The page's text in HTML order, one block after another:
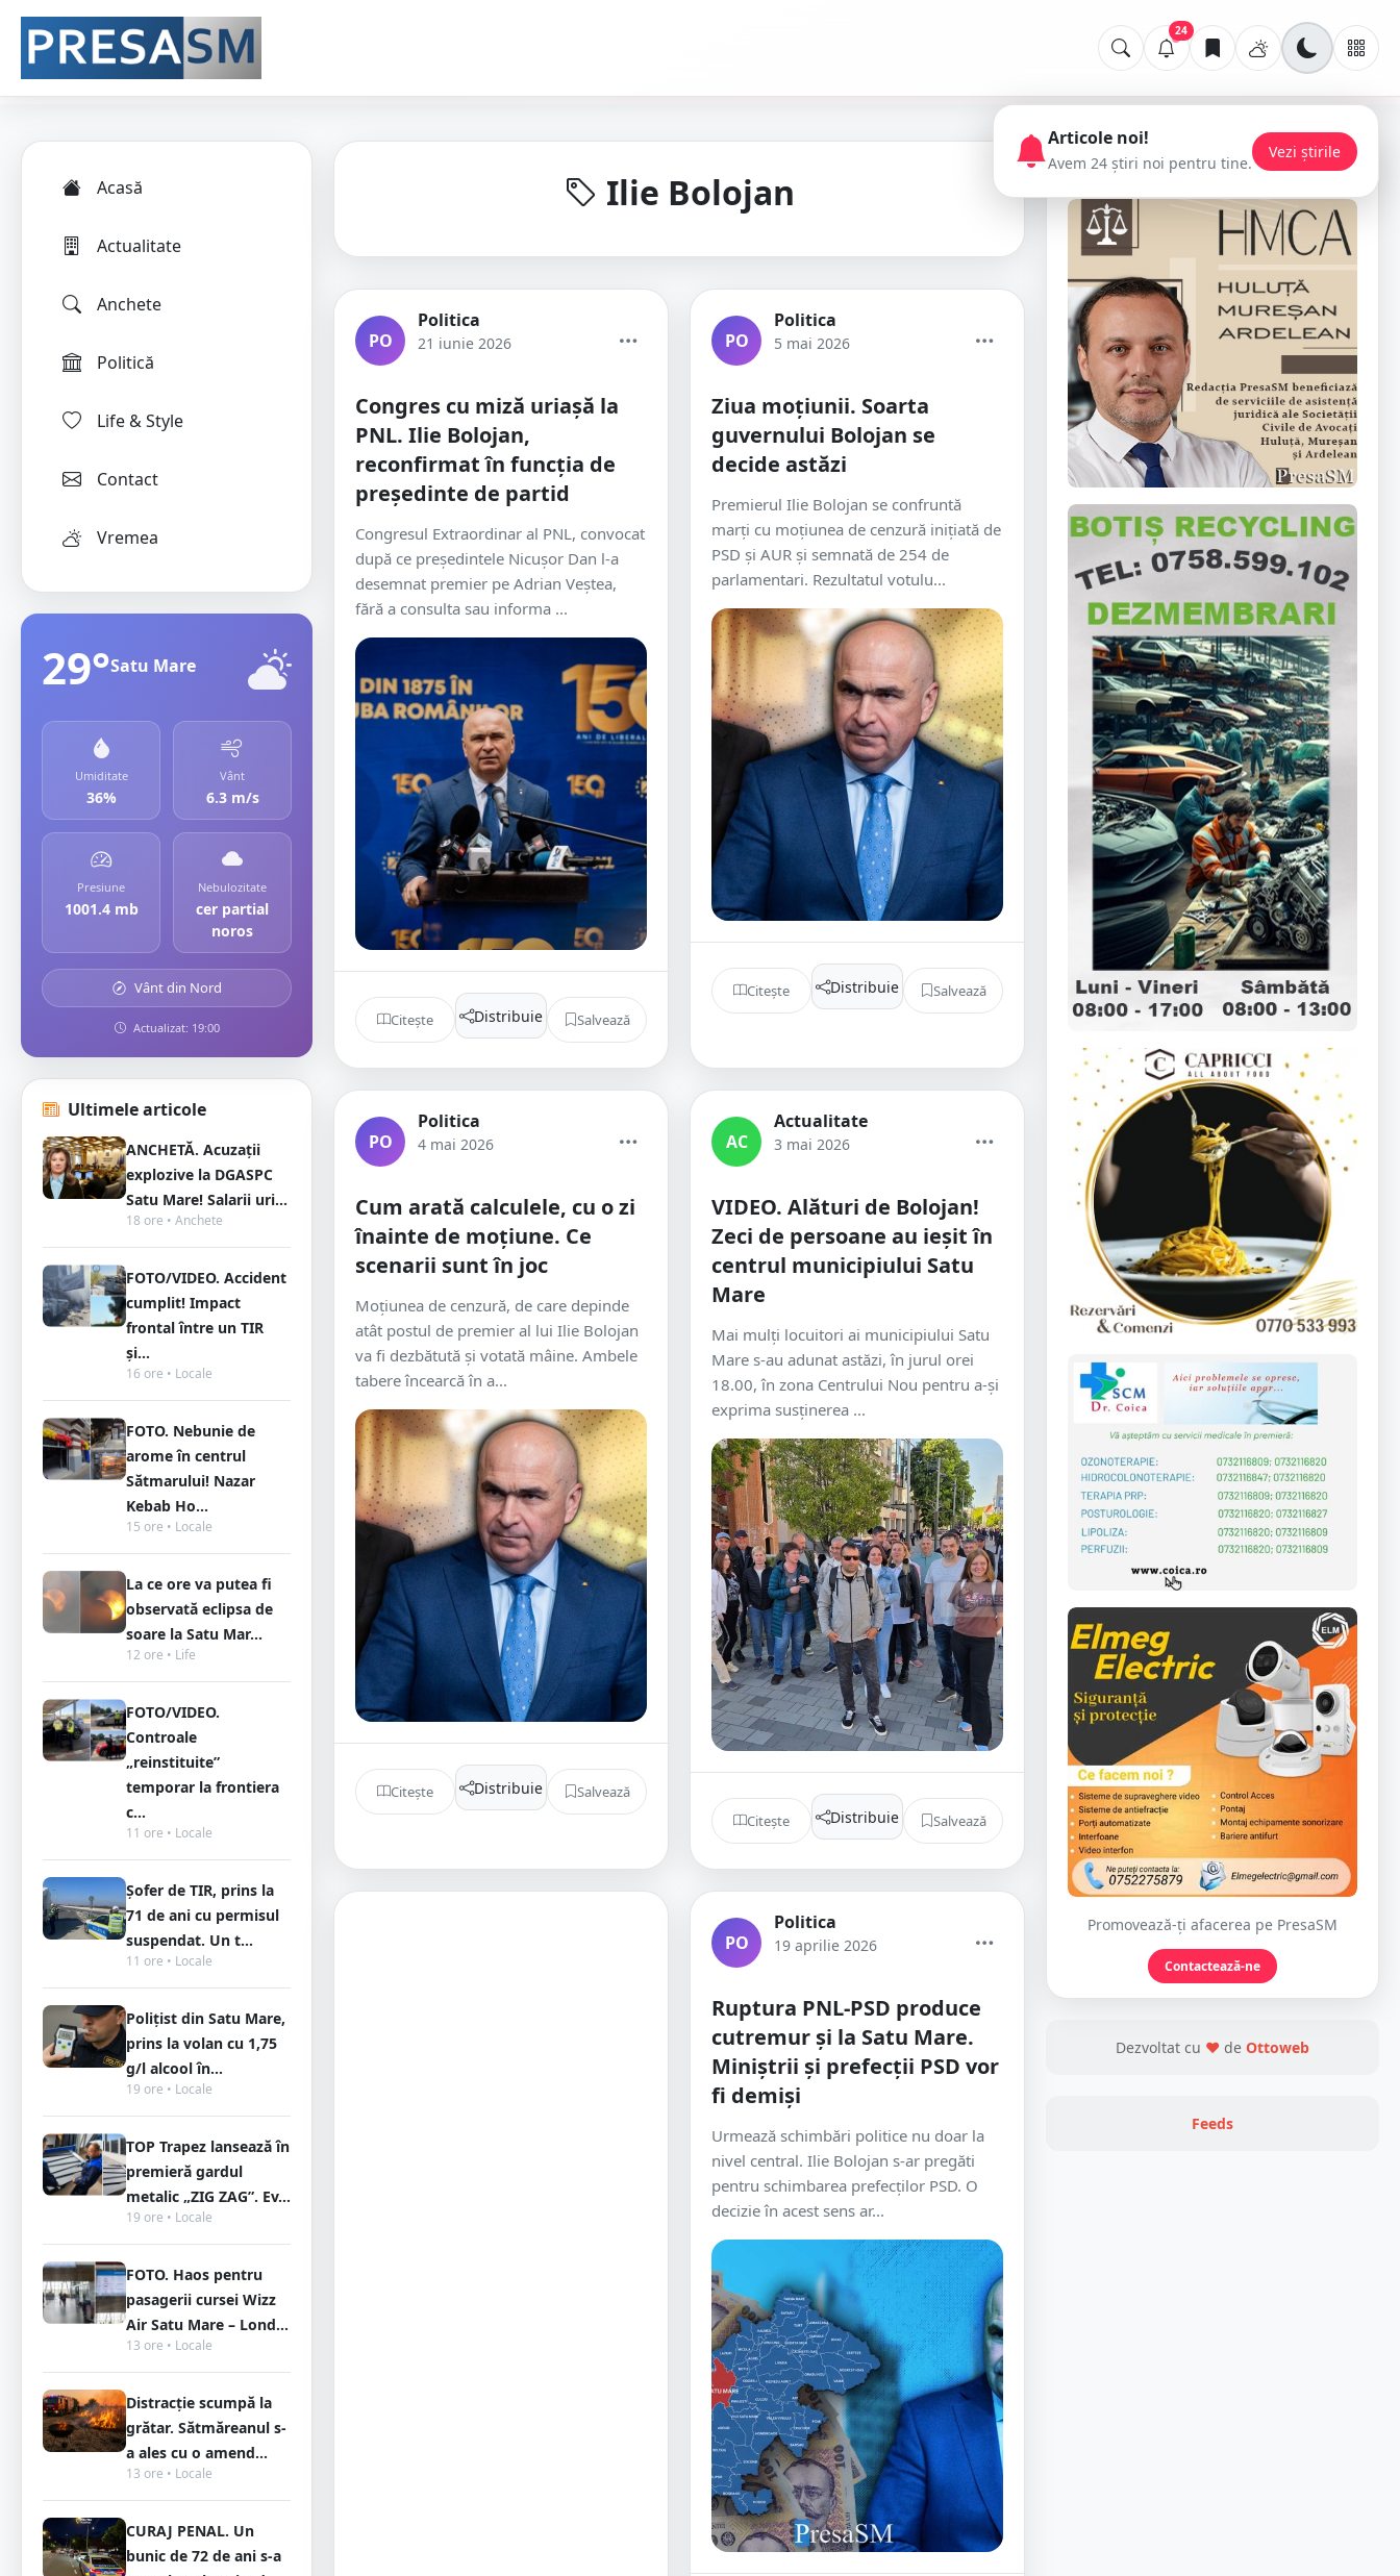
24
Acasă
Actualitate
Anchete
Politică
Life & Style
Contact
Vremea
29°Satu Mare
Umiditate
36%
Vânt
6.3 m/s
Presiune
1001.4 mb
Nebulozitate
cer partial
noros
Vânt din Nord
Actualizat: 19:00
Ultimele articole
ANCHETĂ. Acuzații
explozive la DGASPC
Satu Mare! Salarii uri...
18 ore • Anchete
FOTO/VIDEO. Accident
cumplit! Impact
frontal între un TIR
și...
16 ore • Locale
FOTO. Nebunie de
arome în centrul
Sătmarului! Nazar
Kebab Ho...
15 ore • Locale
La ce ore va putea fi
observată eclipsa de
soare la Satu Mar...
12 ore • Life
FOTO/VIDEO.
Controale
„reinstituite”
temporar la frontiera
c...
11 ore • Locale
Șofer de TIR, prins la
71 de ani cu permisul
suspendat. Un t...
11 ore • Locale
Polițist din Satu Mare,
prins la volan cu 1,75
g/l alcool în...
19 ore • Locale
TOP Trapez lansează în
premieră gardul
metalic „ZIG ZAG”. Ev...
19 ore • Locale
FOTO. Haos pentru
pasagerii cursei Wizz
Air Satu Mare – Lond...
13 ore • Locale
Distracție scumpă la
grătar. Sătmăreanul s-
a ales cu o amend...
13 ore • Locale
CURAJ PENAL. Un
bunic de 72 de ani s-a
Ilie Bolojan
PO
Politica
21 iunie 2026
Congres cu miză uriașă la
PNL. Ilie Bolojan,
reconfirmat în funcția de
președinte de partid
Congresul Extraordinar al PNL, convocat
după ce preşedintele Nicuşor Dan l-a
desemnat premier pe Adrian Veştea,
fără a consulta sau informa ...
Citește Distribuie Salvează
PO
Politica
5 mai 2026
Ziua moțiunii. Soarta
guvernului Bolojan se
decide astăzi
Premierul Ilie Bolojan se confruntă
marţi cu moţiunea de cenzură iniţiată de
PSD şi AUR şi semnată de 254 de
parlamentari. Rezultatul votulu...
Citește Distribuie Salvează
PO
Politica
4 mai 2026
Cum arată calculele, cu o zi
înainte de moțiune. Ce
scenarii sunt în joc
Moțiunea de cenzură, de care depinde
atât postul de premier al lui Ilie Bolojan
va fi dezbătută și votată mâine. Ambele
tabere încearcă în a...
Citește Distribuie Salvează
AC
Actualitate
3 mai 2026
VIDEO. Alături de Bolojan!
Zeci de persoane au ieșit în
centrul municipiului Satu
Mare
Mai mulți locuitori ai municipiului Satu
Mare s-au adunat astăzi, în jurul orei
18.00, în zona Centrului Nou pentru a-și
exprima susținerea ...
Citește Distribuie Salvează
PO
Politica
19 aprilie 2026
Ruptura PNL-PSD produce
cutremur și la Satu Mare.
Miniștrii și prefecții PSD vor
fi demiși
Urmează schimbări politice nu doar la
nivel central. Ilie Bolojan s-ar pregăti
pentru schimbarea prefecților PSD. O
decizie în acest sens ar...
📢 Publicitate
Promovează-ți afacerea pe PresaSM
Contactează-ne
Dezvoltat cu ❤ de Ottoweb
Feeds
Articole noi!
Avem 24 știri noi pentru tine.
Vezi știrile